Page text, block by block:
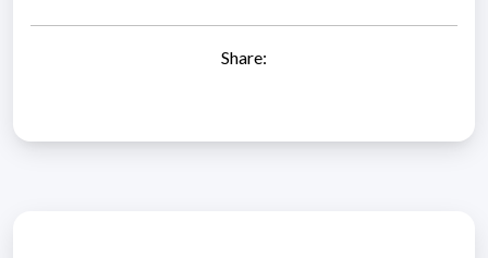
Share: